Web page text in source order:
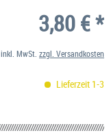
3,80 € *
inkl. MwSt. zzgl. Versandkosten
Lieferzeit 1-3